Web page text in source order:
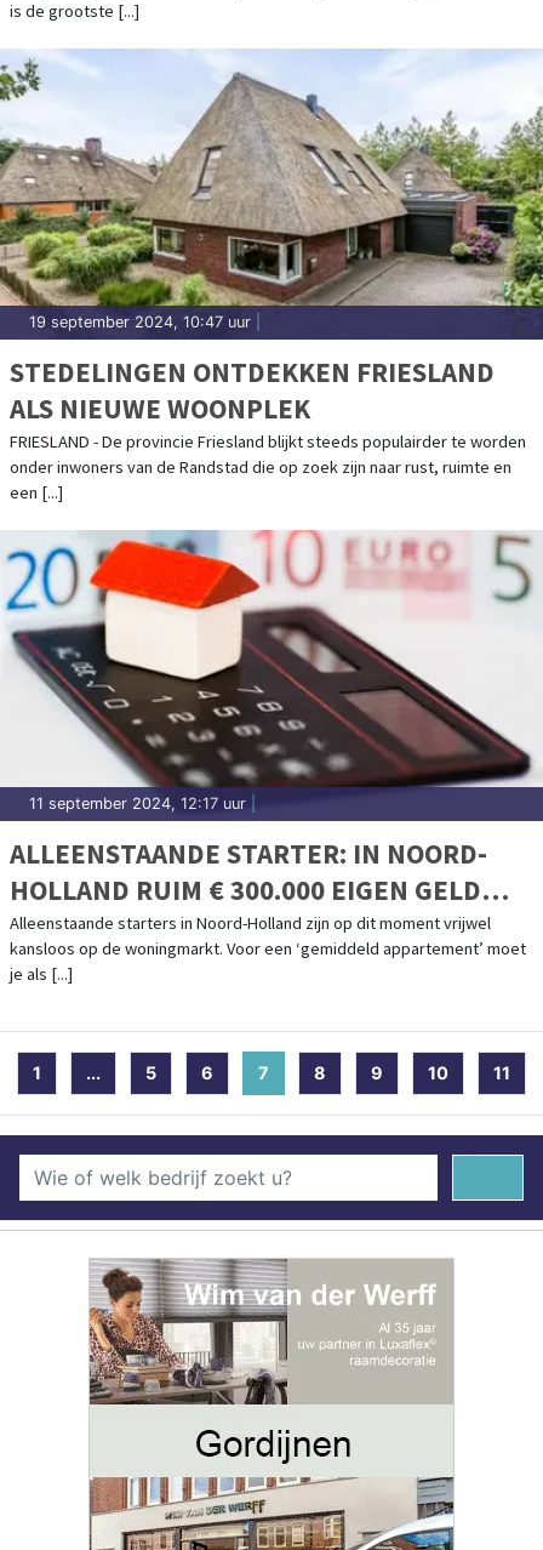
is de grootste [...]
19 september 2024, 10:47 uur
STEDELINGEN ONTDEKKEN FRIESLAND
ALS NIEUWE WOONPLEK
FRIESLAND - De provincie Friesland blijkt steeds populairder te worden
onder inwoners van de Randstad die op zoek zijn naar rust, ruimte en
een [...]
11 september 2024, 12:17 uur
ALLEENSTAANDE STARTER: IN NOORD-
HOLLAND RUIM € 300.000 EIGEN GELD
NODIG VOOR EEN APPARTEMENT
Alleenstaande starters in Noord-Holland zijn op dit moment vrijwel
kansloos op de woningmarkt. Voor een ‘gemiddeld appartement’ moet
je als [...]
1 ... 5 6 7 (current)
8 9 10 11